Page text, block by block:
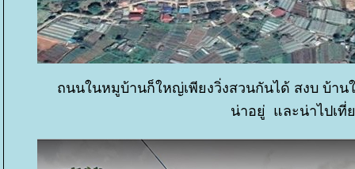
ถนนในหมูบ้านก็ใหญ่เพียงวิ่งสวนกันได้ สงบ บ้าน
น่าอยู่ และน่าไปเที่